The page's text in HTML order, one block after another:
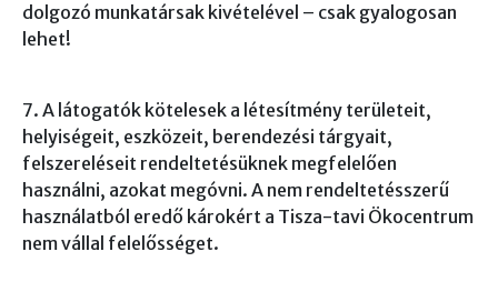
dolgozó munkatársak kivételével – csak gyalogosan
lehet!
7. A látogatók kötelesek a létesítmény területeit,
helyiségeit, eszközeit, berendezési tárgyait,
felszereléseit rendeltetésüknek megfelelően
használni, azokat megóvni. A nem rendeltetésszerű
használatból eredő károkért a Tisza-tavi Ökocentrum
nem vállal felelősséget.